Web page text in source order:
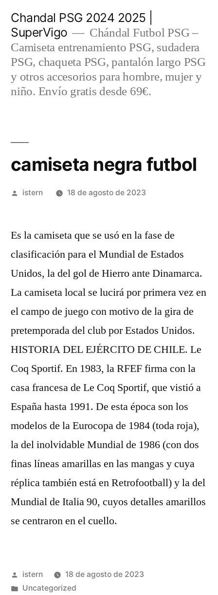
contenido
Chandal PSG 2024 2025 |
SuperVigo
Chándal Futbol PSG –
Camiseta entrenamiento PSG, sudadera
PSG, chaqueta PSG, pantalón largo PSG
y otros accesorios para hombre, mujer y
niño. Envío gratis desde 69€.
camiseta negra futbol
Publicado
istern 18 de agosto de 2023
Es la camiseta que se usó en la fase de
clasificación para el Mundial de Estados
Unidos, la del gol de Hierro ante Dinamarca.
La camiseta local se lucirá por primera vez en
el campo de juego con motivo de la gira de
pretemporada del club por Estados Unidos.
HISTORIA DEL EJÉRCITO DE CHILE. Le
Coq Sportif. En 1983, la RFEF firma con la
casa francesa de Le Coq Sportif, que vistió a
España hasta 1991. De esta época son los
modelos de la Eurocopa de 1984 (toda roja),
la del inolvidable Mundial de 1986 (con dos
finas líneas amarillas en las mangas y cuya
réplica también está en Retrofootball) y la del
Mundial de Italia 90, cuyos detalles amarillos
se centraron en el cuello.
Publicado
por
istern
18 de agosto de 2023
Publicado
Uncategorized